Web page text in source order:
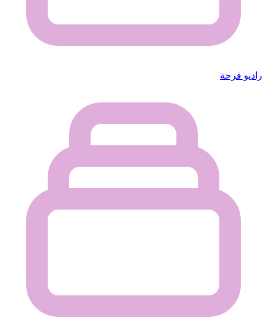
راديو فرحة